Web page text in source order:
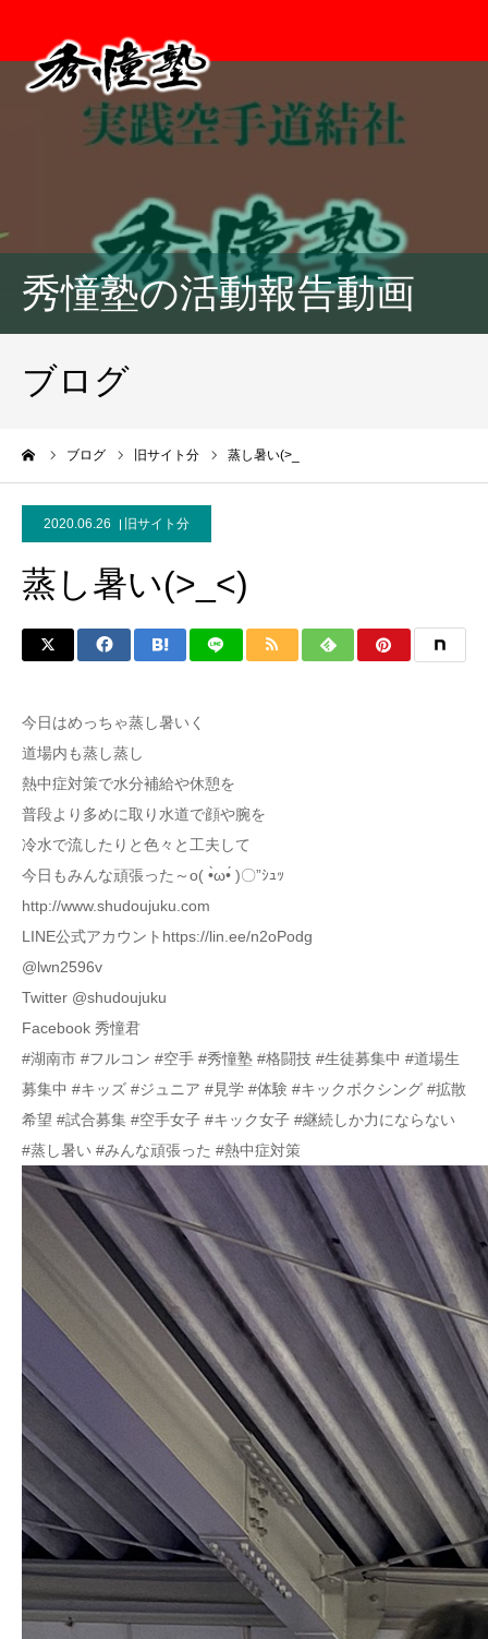
秀憧塾の活動報告動画
ブログ
ブログ 旧サイト分 蒸し暑い(>_
2020.06.26 旧サイト分
蒸し暑い(>_<)
今日はめっちゃ蒸し暑いく
道場内も蒸し蒸し
熱中症対策で水分補給や休憩を
普段より多めに取り水道で顔や腕を
冷水で流したりと色々と工夫して
今日もみんな頑張った～o( •̀ω•́ )〇”ｼｭｯ
http://www.shudoujuku.com
LINE公式アカウントhttps://lin.ee/n2oPodg
@lwn2596v
Twitter @shudoujuku
Facebook 秀憧君
#湖南市 #フルコン #空手 #秀憧塾 #格闘技 #生徒募集中 #道場生
募集中 #キッズ #ジュニア #見学 #体験 #キックボクシング #拡散
希望 #試合募集 #空手女子 #キック女子 #継続しか力にならない
#蒸し暑い #みんな頑張った #熱中症対策